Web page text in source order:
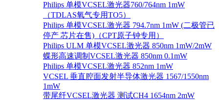
Philips 单模VCSEL激光器760/764nm 1mW
（TDLAS氧气专用TO5）
Philips 单模VCSEL激光器 794.7nm 1mW (二极管已
停产 芯片在售)（CPT原子钟专用）
Philips ULM 单模VCSEL激光器 850nm 1mW/2mW
蝶形高速调制VCSEL激光器 850nm 0.1mW
Philips 单模VCSEL激光器 852nm 1mW
VCSEL 垂直腔面发射半导体激光器 1567/1550nm
1mW
带尾纤VCSEL激光器 测试CH4 1654nm 2mW